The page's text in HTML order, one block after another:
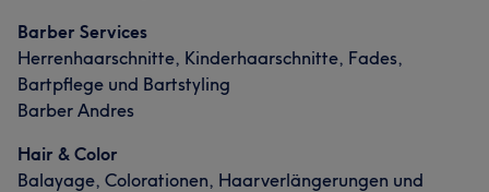
Barber Services
Herrenhaarschnitte, Kinderhaarschnitte, Fades,
Bartpflege und Bartstyling
Barber Andres
Hair & Color
Balayage, Colorationen, Haarverlängerungen und